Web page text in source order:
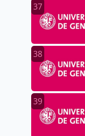
37
38
39